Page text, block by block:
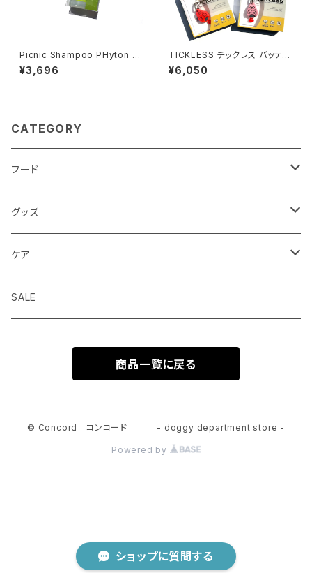
ショップに質問する
Picnic Shampoo PHyton Ex
tract ピクニック シャンプーフィ
トン エキス
¥3,696
TICKLESS チックレス バッテリ
ータイプ 電池使い切りタイプ
¥6,050
CATEGORY
フード
ドライフード
ウェットフード
トリーツ おやつ
グッズ
首輪 カラー
seven seas dog
ハーネス 胴輪
seven seas dog
トーイ おもちゃ
ウエア 服
ケア
シャンプー
SALE
商品一覧に戻る
© Concord コンコード - doggy department store -
Powered by